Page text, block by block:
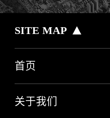
SITE MAP
首页
关于我们